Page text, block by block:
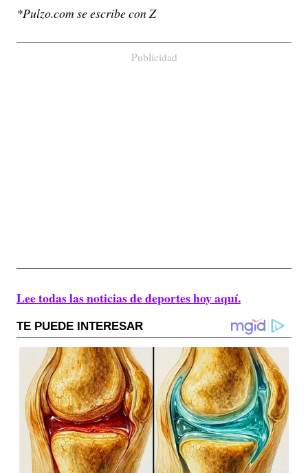
*Pulzo.com se escribe con Z
Publicidad
Lee todas las noticias de deportes hoy aquí.